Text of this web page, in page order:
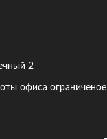
2
офиса